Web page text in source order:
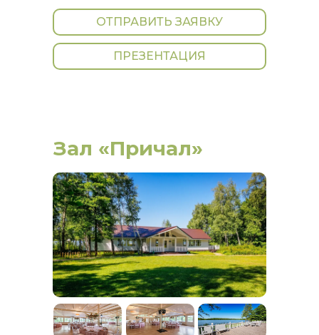
ОТПРАВИТЬ ЗАЯВКУ
ПРЕЗЕНТАЦИЯ
Зал «Причал»